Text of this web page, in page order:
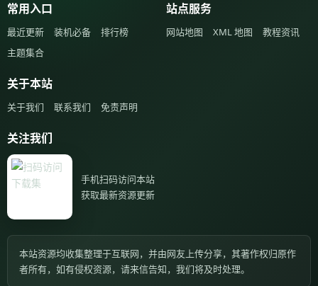
常用入口
最近更新 装机必备
排行榜
主题集合
站点服务
网站地图 XML 地图 教程资讯
关于本站
关于我们 联系我们 免责声明
关注我们
手机扫码访问本站
获取最新资源更新
本站资源均收集整理于互联网，并由网友上传分享，其著作权归原作
者所有，如有侵权资源，请来信告知，我们将及时处理。